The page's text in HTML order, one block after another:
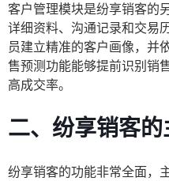
客户管理模块是纷享销客的
详细资料、沟通记录和交易
员建立精准的客户画像，并
售预测功能能够提前识别销
高成交率。
二、纷享销客
纷享销客的功能非常全面，